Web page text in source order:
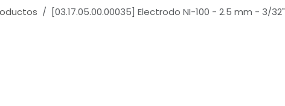
[03.17.05.00.00035] Electrodo NI-100 - 2.5 mm - 3/32"